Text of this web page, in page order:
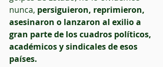
nunca, persiguieron, reprimieron,
asesinaron o lanzaron al exilio a
gran parte de los cuadros políticos,
académicos y sindicales de esos
países.